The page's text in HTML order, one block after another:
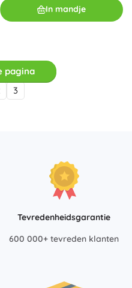
In mandje
pagina
3
Tevredenheidsgarantie
600 000+ tevreden klanten